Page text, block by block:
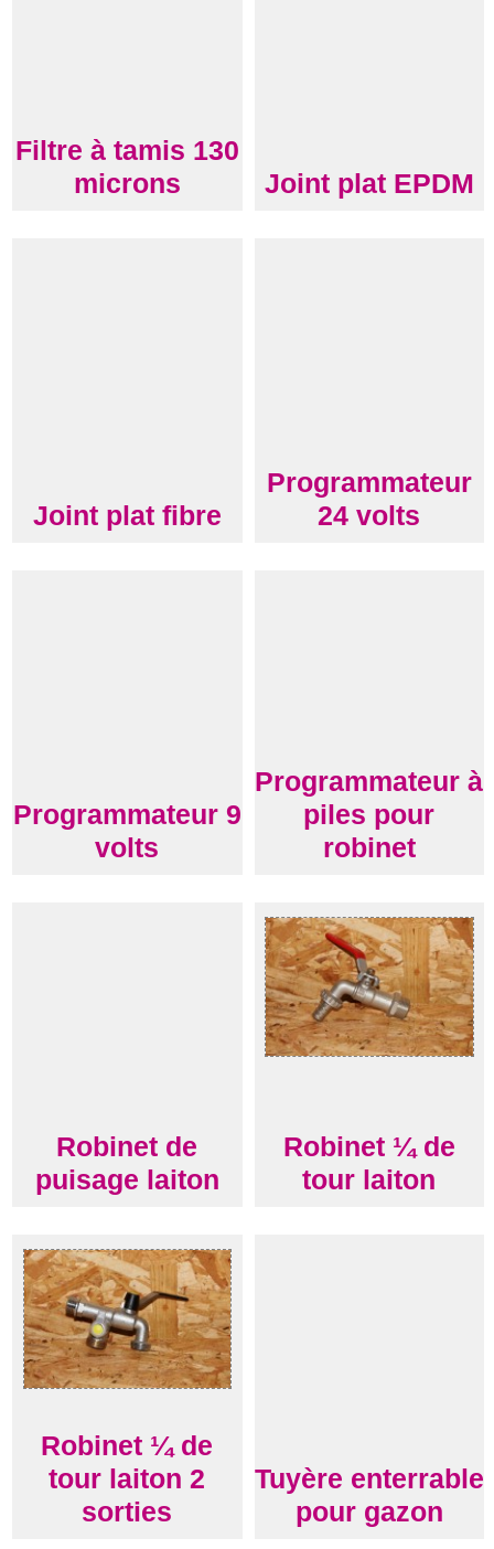
Filtre à tamis 130
microns
Joint plat EPDM
Joint plat fibre
Programmateur
24 volts
Programmateur 9
volts
Programmateur à
piles pour
robinet
Robinet de
puisage laiton
Robinet ¼ de
tour laiton
Robinet ¼ de
tour laiton 2
sorties
Tuyère enterrable
pour gazon